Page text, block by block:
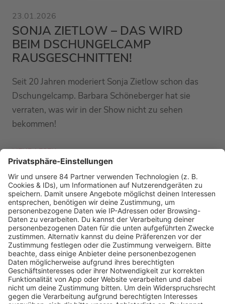
23.01.2026
SONJA ZIETLOW – DAS WIRD
BEIM DSCHUNGELCAMP
RAUSGESCHNITTEN!
Seit 20 Jahren moderiert Sonja Zietlow schon das
Dschungelcamp. Barbara Schöneberger hat sie
verraten, was wir in der Show nicht zu sehen
bekommen!
MEHR LESEN
PODCAST-GÄSTE: MEHR NEWS
HOME
RADIOS
barba radio
Lagerfeuer